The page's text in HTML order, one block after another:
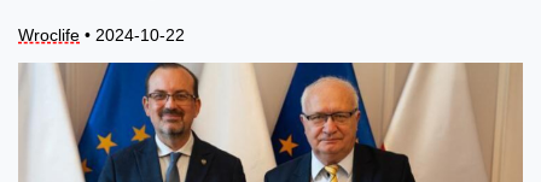
Wroclife • 2024-10-22